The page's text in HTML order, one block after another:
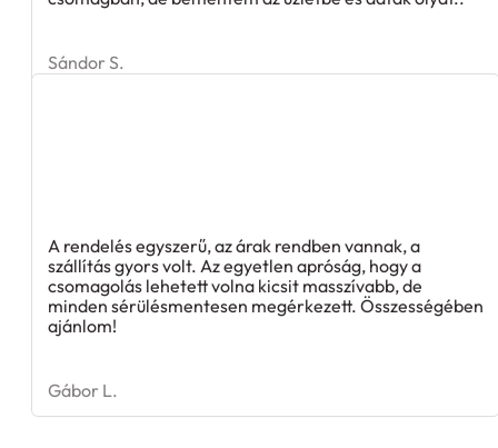
Sándor S.
A rendelés egyszerű, az árak rendben vannak, a
szállítás gyors volt. Az egyetlen apróság, hogy a
csomagolás lehetett volna kicsit masszívabb, de
minden sérülésmentesen megérkezett. Összességében
ajánlom!
Gábor L.